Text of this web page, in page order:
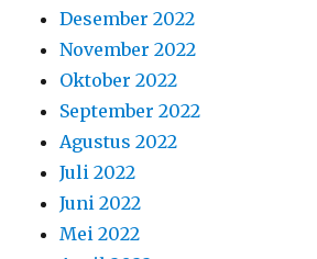
Desember 2022
November 2022
Oktober 2022
September 2022
Agustus 2022
Juli 2022
Juni 2022
Mei 2022